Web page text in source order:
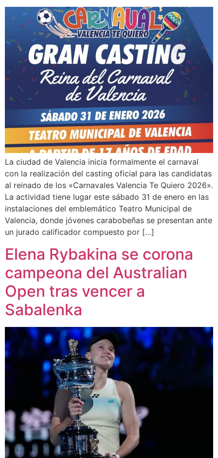
La ciudad de Valencia inicia formalmente el carnaval
con la realización del casting oficial para las candidatas
al reinado de los «Carnavales Valencia Te Quiero 2026».
La actividad tiene lugar este sábado 31 de enero en las
instalaciones del emblemático Teatro Municipal de
Valencia, donde jóvenes carabobeñas se presentan ante
un jurado calificador compuesto por […]
Elena Rybakina se corona
campeona del Australian
Open tras vencer a
Sabalenka